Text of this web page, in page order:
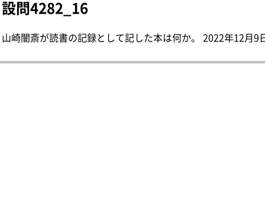
設問4282_16
山崎闇斎が読書の記録として記した本は何か。 2022年12月9